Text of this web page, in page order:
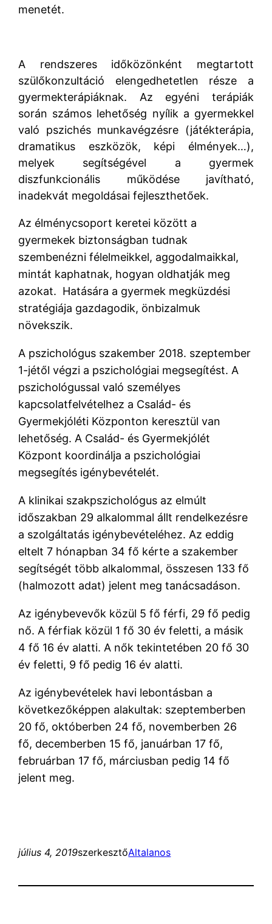
menetét.
A rendszeres időközönként megtartott
szülőkonzultáció elengedhetetlen része a
gyermekterápiáknak. Az egyéni terápiák
során számos lehetőség nyílik a gyermekkel
való pszichés munkavégzésre (játékterápia,
dramatikus eszközök, képi élmények…),
melyek segítségével a gyermek
diszfunkcionális működése javítható,
inadekvát megoldásai fejleszthetőek.
Az élménycsoport keretei között a
gyermekek biztonságban tudnak
szembenézni félelmeikkel, aggodalmaikkal,
mintát kaphatnak, hogyan oldhatják meg
azokat. Hatására a gyermek megküzdési
stratégiája gazdagodik, önbizalmuk
növekszik.
A pszichológus szakember 2018. szeptember
1-jétől végzi a pszichológiai megsegítést. A
pszichológussal való személyes
kapcsolatfelvételhez a Család- és
Gyermekjóléti Központon keresztül van
lehetőség. A Család- és Gyermekjólét
Központ koordinálja a pszichológiai
megsegítés igénybevételét.
A klinikai szakpszichológus az elmúlt
időszakban 29 alkalommal állt rendelkezésre
a szolgáltatás igénybevételéhez. Az eddig
eltelt 7 hónapban 34 fő kérte a szakember
segítségét több alkalommal, összesen 133 fő
(halmozott adat) jelent meg tanácsadáson.
Az igénybevevők közül 5 fő férfi, 29 fő pedig
nő. A férfiak közül 1 fő 30 év feletti, a másik
4 fő 16 év alatti. A nők tekintetében 20 fő 30
év feletti, 9 fő pedig 16 év alatti.
Az igénybevételek havi lebontásban a
következőképpen alakultak: szeptemberben
20 fő, októberben 24 fő, novemberben 26
fő, decemberben 15 fő, januárban 17 fő,
februárban 17 fő, márciusban pedig 14 fő
jelent meg.
július 4, 2019szerkesztőAltalanos